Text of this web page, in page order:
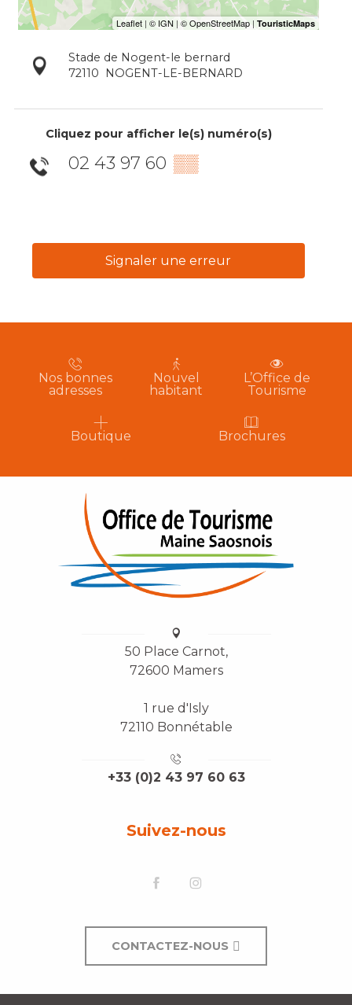
Stade de Nogent-le bernard
72110
NOGENT-LE-BERNARD
Cliquez pour afficher le(s) numéro(s)
02 43 97 60 ▒▒
Signaler une erreur
Nos bonnes
adresses
Nouvel
habitant
L’Office de
Tourisme
Boutique Brochures
50 Place Carnot,
72600 Mamers
1 rue d'Isly
72110 Bonnétable
+33 (0)2 43 97 60 63
Suivez-nous
CONTACTEZ-NOUS